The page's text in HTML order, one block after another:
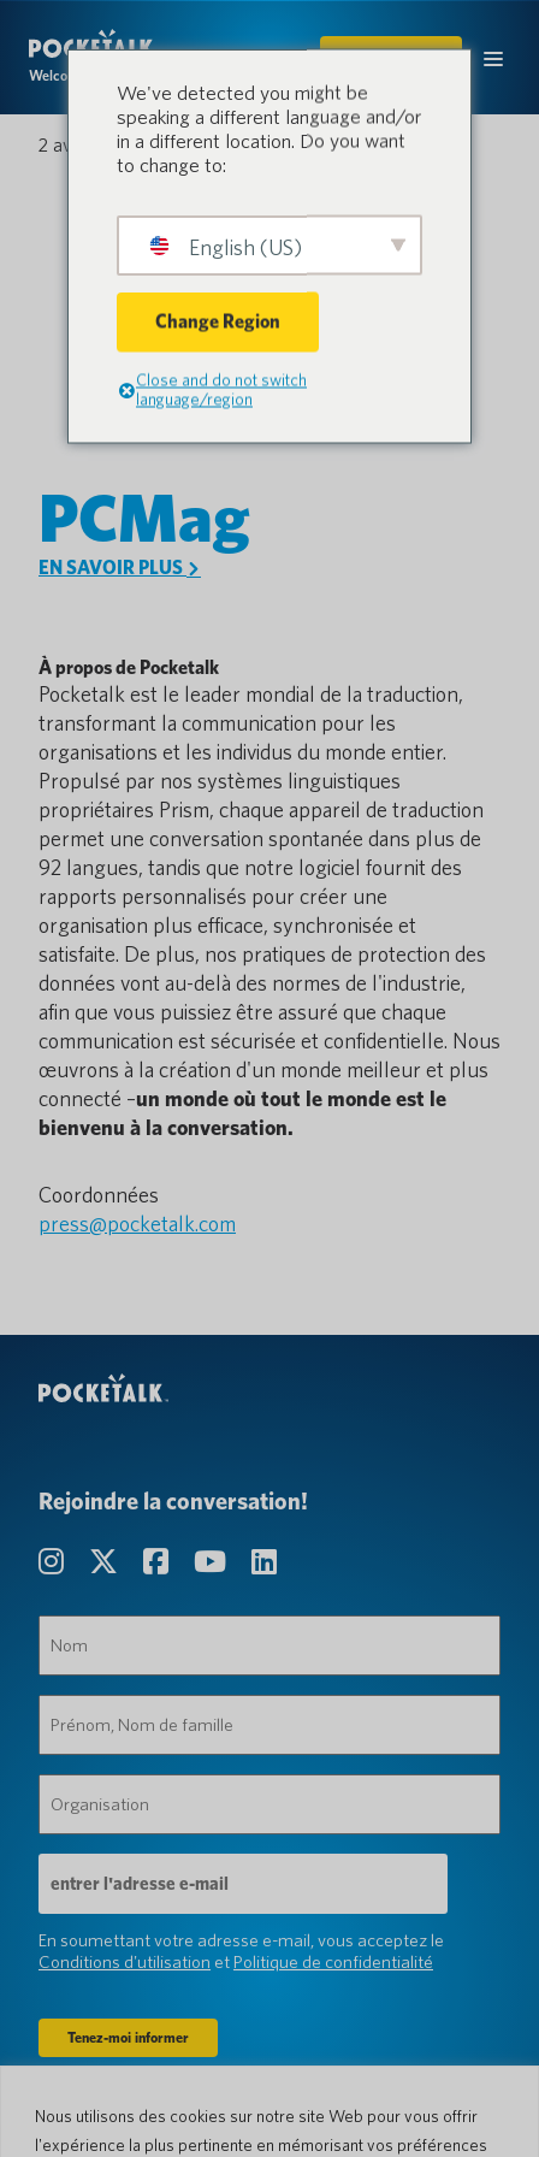
Nous utilisons des cookies sur notre site Web pour vous offrir
l'expérience la plus pertinente en mémorisant vos préférences
Welcome to the conversation.
ACHETER
2 avril 2021
PCMag
EN SAVOIR PLUS
À propos de Pocketalk
Pocketalk est le leader mondial de la traduction,
transformant la communication pour les
organisations et les individus du monde entier.
Propulsé par nos systèmes linguistiques
propriétaires Prism, chaque appareil de traduction
permet une conversation spontanée dans plus de
92 langues, tandis que notre logiciel fournit des
rapports personnalisés pour créer une
organisation plus efficace, synchronisée et
satisfaite. De plus, nos pratiques de protection des
données vont au-delà des normes de l'industrie,
afin que vous puissiez être assuré que chaque
communication est sécurisée et confidentielle. Nous
œuvrons à la création d'un monde meilleur et plus
connecté –un monde où tout le monde est le
bienvenu à la conversation.
Coordonnées
press@pocketalk.com
Rejoindre la conversation!
(Obligatoire)
Nom
de
famille
(Obligatoire)
(Obligatoire)
Adresse
e-
mail
(Obligatoire)
En soumettant votre adresse e-mail, vous acceptez le
Conditions d'utilisation et Politique de confidentialité
Entreprise
We've detected you might be
speaking a different language and/or
in a different location. Do you want
to change to:
English (US)
Change Region
Close and do not switch
language/region